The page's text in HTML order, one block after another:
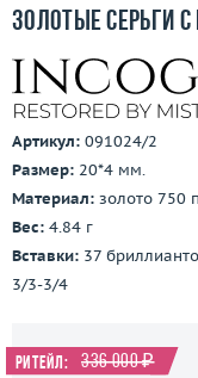
Золотые серьги
Артикул: 091024/2
Размер: 20*4 мм.
Материал: золото 750
Вес: 4.84 г
Вставки: 37
3/3-3/4
Ритейл: 336 000 ₽